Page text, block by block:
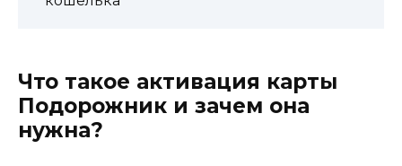
Что такое активация карты
Подорожник и зачем она
нужна?